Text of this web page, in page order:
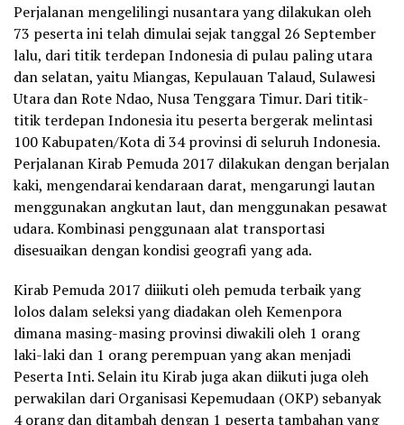
Perjalanan mengelilingi nusantara yang dilakukan oleh
73 peserta ini telah dimulai sejak tanggal 26 September
lalu, dari titik terdepan Indonesia di pulau paling utara
dan selatan, yaitu Miangas, Kepulauan Talaud, Sulawesi
Utara dan Rote Ndao, Nusa Tenggara Timur. Dari titik-
titik terdepan Indonesia itu peserta bergerak melintasi
100 Kabupaten/Kota di 34 provinsi di seluruh Indonesia.
Perjalanan Kirab Pemuda 2017 dilakukan dengan berjalan
kaki, mengendarai kendaraan darat, mengarungi lautan
menggunakan angkutan laut, dan menggunakan pesawat
udara. Kombinasi penggunaan alat transportasi
disesuaikan dengan kondisi geografi yang ada.
Kirab Pemuda 2017 diiikuti oleh pemuda terbaik yang
lolos dalam seleksi yang diadakan oleh Kemenpora
dimana masing-masing provinsi diwakili oleh 1 orang
laki-laki dan 1 orang perempuan yang akan menjadi
Peserta Inti. Selain itu Kirab juga akan diikuti juga oleh
perwakilan dari Organisasi Kepemudaan (OKP) sebanyak
4 orang dan ditambah dengan 1 peserta tambahan yang